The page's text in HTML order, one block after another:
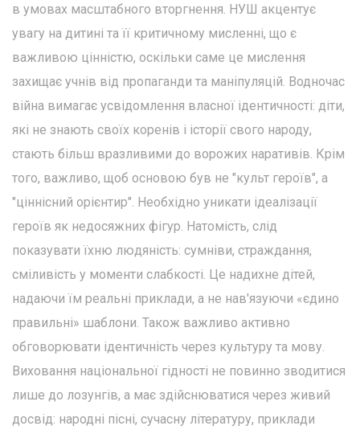
в умовах масштабного вторгнення. НУШ акцентує
увагу на дитині та її критичному мисленні, що є
важливою цінністю, оскільки саме це мислення
захищає учнів від пропаганди та маніпуляцій. Водночас
війна вимагає усвідомлення власної ідентичності: діти,
які не знають своїх коренів і історії свого народу,
стають більш вразливими до ворожих наративів. Крім
того, важливо, щоб основою був не "культ героїв", а
"ціннісний орієнтир". Необхідно уникати ідеалізації
героїв як недосяжних фігур. Натомість, слід
показувати їхню людяність: сумніви, страждання,
сміливість у моменти слабкості. Це надихне дітей,
надаючи їм реальні приклади, а не нав'язуючи «єдино
правильні» шаблони. Також важливо активно
обговорювати ідентичність через культуру та мову.
Виховання національної гідності не повинно зводитися
лише до лозунгів, а має здійснюватися через живий
досвід: народні пісні, сучасну літературу, приклади